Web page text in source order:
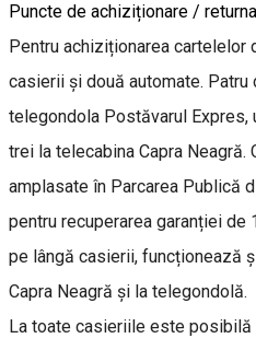
Puncte de achiziționare /
Pentru achiziționarea cartelelor
casierii și două automate.
telegondola Postăvarul Expres,
trei la telecabina Capra Neagră.
amplasate în Parcarea Publică
pentru recuperarea garanției
pe lângă casierii, funcționează
Capra Neagră și la telegondolă.
La toate casieriile este posibilă